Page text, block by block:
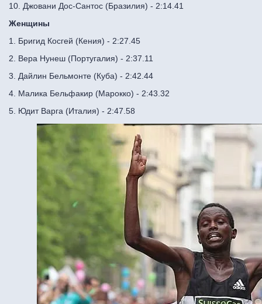
10. Джовани Дос-Сантос (Бразилия) - 2:14.41
Женщины
1. Бригид Косгей (Кения) - 2:27.45
2. Вера Нунеш (Португалия) - 2:37.11
3. Дайлин Бельмонте (Куба) - 2:42.44
4. Малика Бельфакир (Марокко) - 2:43.32
5. Юдит Варга (Италия) - 2:47.58